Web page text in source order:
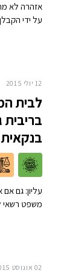
אזהרה לא
על ידי
12 יולי 2015
לבית
בנקאית
עליון: גם
משפט רשאי
02 אוגוסט 2015